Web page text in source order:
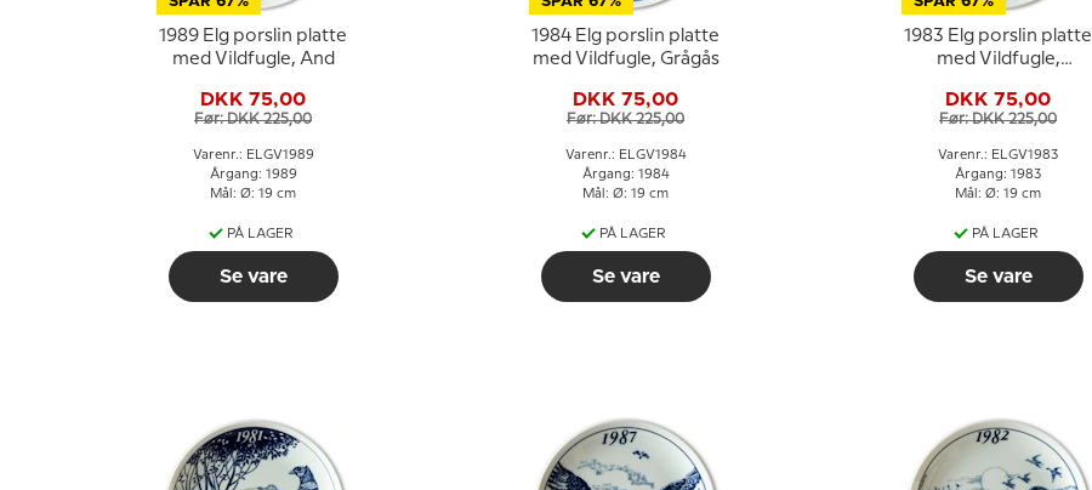
1989 Elg porslin platte
med Vildfugle, And
DKK 75,00
Før: DKK 225,00
Varenr.: ELGV1989
Årgang: 1989
Mål: Ø: 19 cm
PÅ LAGER
Se vare
1984 Elg porslin platte
med Vildfugle, Grågås
DKK 75,00
Før: DKK 225,00
Varenr.: ELGV1984
Årgang: 1984
Mål: Ø: 19 cm
PÅ LAGER
Se vare
1983 Elg porslin platte
med Vildfugle,
DKK 75,00
Før: DKK 225,00
Varenr.: ELGV1983
Årgang: 1983
Mål: Ø: 19 cm
PÅ LAGER
Se vare